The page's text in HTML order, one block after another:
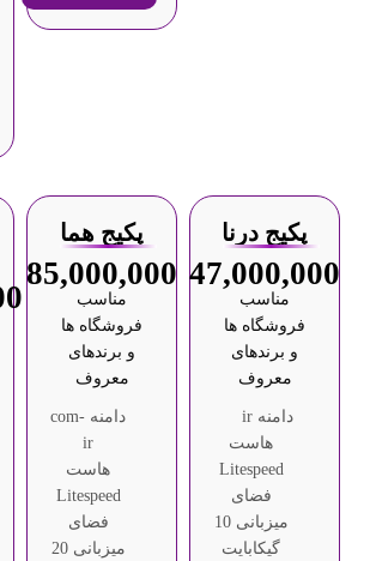
پکیج درنا
47,000,000
مناسب
فروشگاه ها
و برندهای
معروف
دامنه ir
هاست
Litespeed
فضای
میزبانی 10
گیکابایت
پکیج هما
85,000,000
مناسب
فروشگاه ها
و برندهای
معروف
دامنه com-
ir
هاست
Litespeed
فضای
میزبانی 20